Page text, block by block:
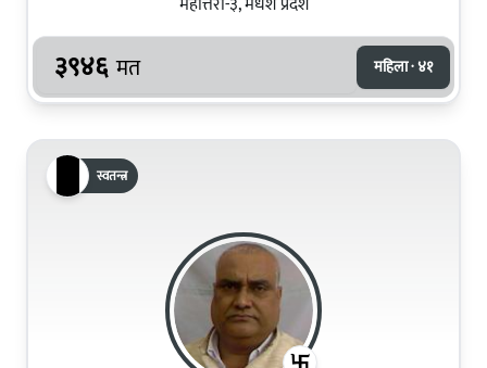
३९४६ मत महिला · ४१
स्वतन्त्र